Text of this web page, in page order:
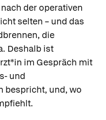
der operativen
selten – und das
die
Deshalb ist
im Gespräch mit
und
bespricht, und, wo